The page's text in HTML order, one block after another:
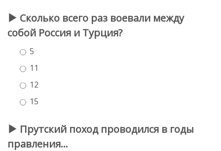
Сколько всего раз воевали между
собой Россия и Турция?
5
11
12
15
Прутский поход проводился в годы
правления…